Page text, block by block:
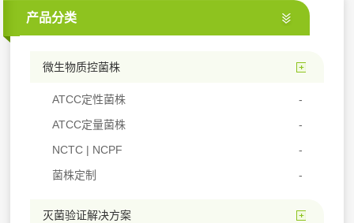
产品分类
微生物质控菌株
ATCC定性菌株
ATCC定量菌株
NCTC | NCPF
菌株定制
灭菌验证解决方案